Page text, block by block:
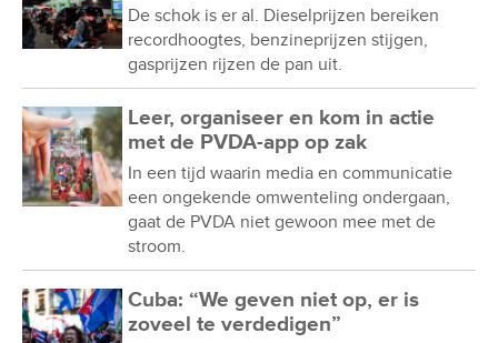
De schok is er al. Dieselprijzen bereiken
recordhoogtes, benzineprijzen stijgen,
gasprijzen rijzen de pan uit.
Leer, organiseer en kom in actie
met de PVDA-app op zak
In een tijd waarin media en communicatie
een ongekende omwenteling ondergaan,
gaat de PVDA niet gewoon mee met de
stroom.
Cuba: “We geven niet op, er is
zoveel te verdedigen”